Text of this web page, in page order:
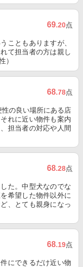
69.20点
こともありますが、
て担当者の方は親し
）
68.78点
の良い場所にある店
れに近い物件も案内
担当者の対応や人間
68.28点
た。中型犬なのでな
希望した物件以外に
、とても親身になっ
68.19点
にできるだけ近い物